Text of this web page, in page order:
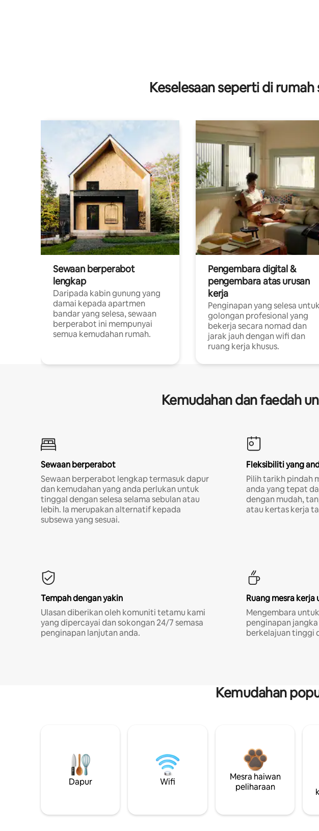
Keselesaan seperti di
Sewaan berperabot
lengkap
Daripada kabin gunung yang
damai kepada apartmen
bandar yang selesa, sewaan
berperabot ini mempunyai
semua kemudahan rumah.
Pengembara digital &
pengembara atas urusan
kerja
Penginapan yang selesa untuk
golongan profesional yang
bekerja secara nomad dan
jarak jauh dengan wifi dan
ruang kerja khusus.
Kemudahan dan faedah
Sewaan berperabot
Sewaan berperabot lengkap termasuk dapur
dan kemudahan yang anda perlukan untuk
tinggal dengan selesa selama sebulan atau
lebih. Ia merupakan alternatif kepada
subsewa yang sesuai.
Fleksibiliti yang
Pilih tarikh pindah
anda yang tepat
dengan mudah,
atau kertas kerja
Tempah dengan yakin
Ulasan diberikan oleh komuniti tetamu kami
yang dipercayai dan sokongan 24/7 semasa
penginapan lanjutan anda.
Ruang mesra
Mengembara
penginapan
berkelajuan tinggi
Kemudahan
Dapur Wifi
Mesra haiwan
peliharaan